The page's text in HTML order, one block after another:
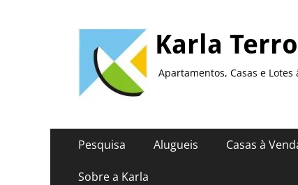
Karla
Apartamentos, Casas e
Menu
para
Pesquisa Alugueis Casas à
Sobre a Karla